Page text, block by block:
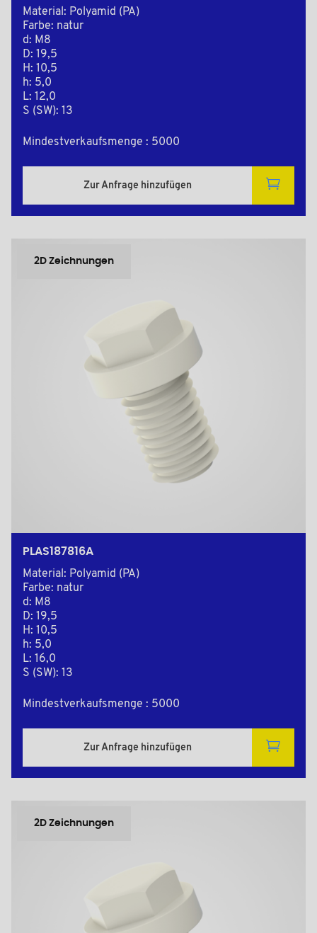
Material: Polyamid (PA)
Farbe: natur
d: M8
D: 19,5
H: 10,5
h: 5,0
L: 12,0
S (SW): 13
Mindestverkaufsmenge : 5000
Zur Anfrage hinzufügen
2D Zeichnungen
PLAS187816A
Material: Polyamid (PA)
Farbe: natur
d: M8
D: 19,5
H: 10,5
h: 5,0
L: 16,0
S (SW): 13
Mindestverkaufsmenge : 5000
Zur Anfrage hinzufügen
2D Zeichnungen